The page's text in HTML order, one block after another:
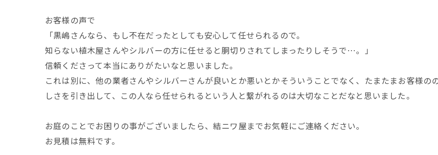
お客様の声で
「黒嶋さんなら、もし不在だったとしても安心して任せられるので。
知らない植木屋さんやシルバーの方に任せると胴切りされてしまったりしそうで…。」
信頼くださって本当にありがたいなと思いました。
これは別に、他の業者さんやシルバーさんが良いとか悪いとかそういうことでなく、たまたまお客様の
しさを引き出して、この人なら任せられるという人と繋がれるのは大切なことだなと思いました。
お庭のことでお困りの事がございましたら、結ニワ屋までお気軽にご連絡ください。
お見積は無料です。